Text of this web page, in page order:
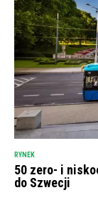
RYNEK
50 zero- i
do Szwecji